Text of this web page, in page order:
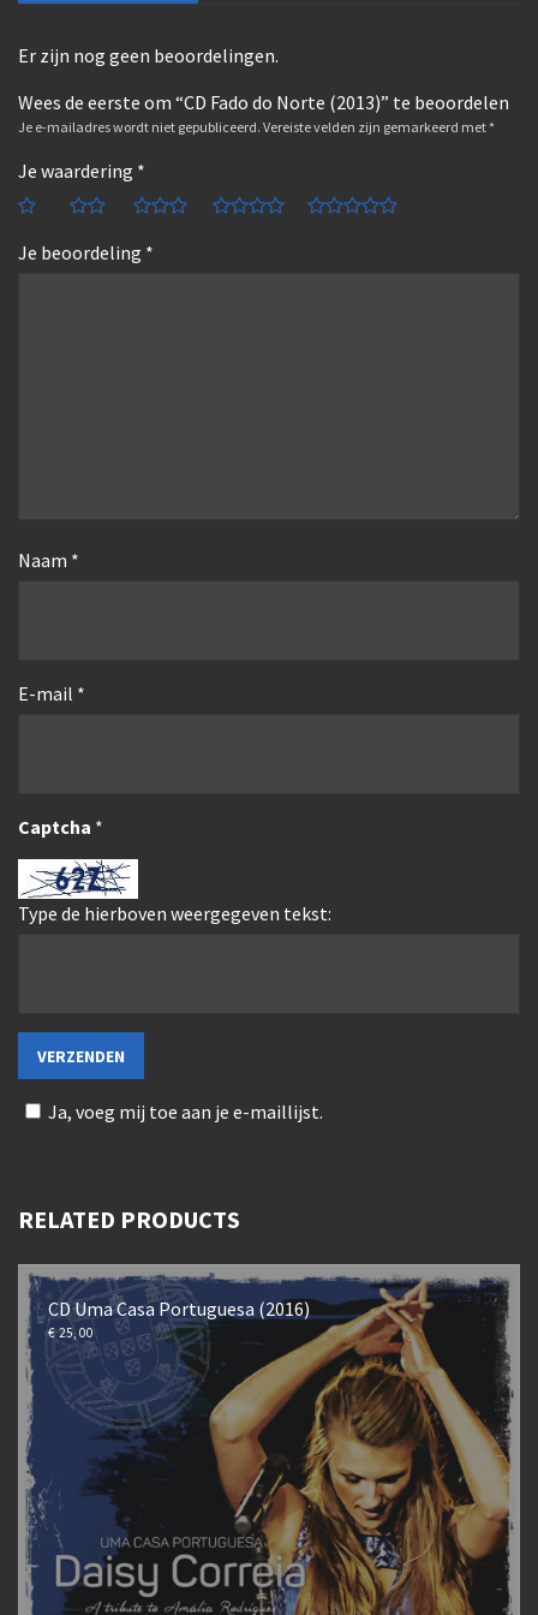
Er zijn nog geen beoordelingen.
Wees de eerste om “CD Fado do Norte (2013)” te beoordelen
Je e-mailadres wordt niet gepubliceerd. Vereiste velden zijn gemarkeerd met *
Je waardering *
Je beoordeling *
Naam *
E-mail *
Captcha *
Type de hierboven weergegeven tekst:
Ja, voeg mij toe aan je e-maillijst.
RELATED PRODUCTS
CD Uma Casa Portuguesa (2016)
€25,00